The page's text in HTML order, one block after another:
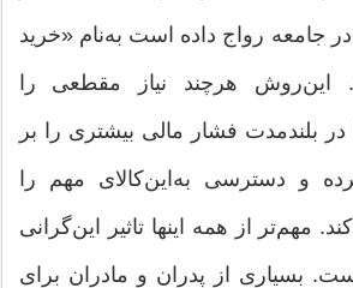
در جامعه رواج داده است به‌نام «خرید
این‌روش هرچند نیاز مقطعی را
بلندمدت فشار مالی بیشتری را بر
و دسترسی به‌این‌کالای مهم را
مهم‌تر از همه اینها تاثیر این‌گرانی
بسیاری از پدران و مادران برای